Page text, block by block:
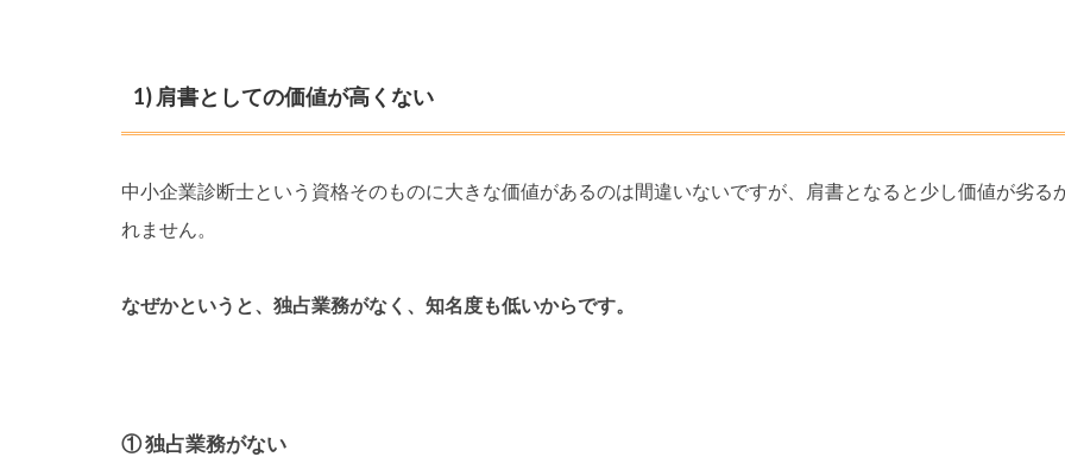
1) 肩書としての価値が高くない
中小企業診断士という資格そのものに大きな価値があるのは間違いないですが、肩書となると少し価値が劣る
れません。
なぜかというと、独占業務がなく、知名度も低いからです。
① 独占業務がない